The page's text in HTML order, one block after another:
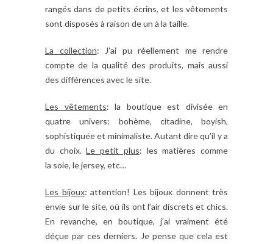
rangés dans de petits écrins, et les vêtements
sont disposés à raison de un à la taille.
La collection: J’ai pu réellement me rendre
compte de la qualité des produits, mais aussi
des différences avec le site.
Les vêtements: la boutique est divisée en
quatre univers: bohème, citadine, boyish,
sophistiquée et minimaliste. Autant dire qu’il y a
du choix.Le petit plus: les matières comme
la soie, le jersey, etc…
Les bijoux: attention! Les bijoux donnent très
envie sur le site, où ils ont l’air discrets et chics.
En revanche, en boutique, j’ai vraiment été
déçue par ces derniers. Je pense que cela est